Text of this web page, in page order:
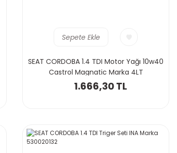
Sepete Ekle
SEAT CORDOBA 1.4 TDI Motor Yağı 10w40
Castrol Magnatic Marka 4LT
1.666,30 TL